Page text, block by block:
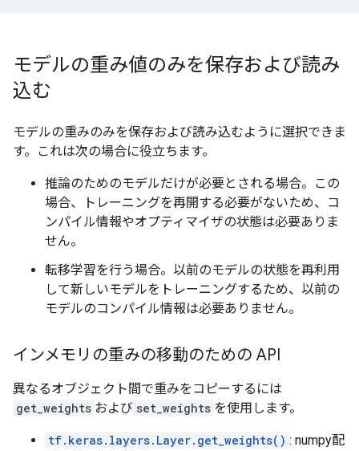
モデルの重み値のみを保存および読み
込む
モデルの重みのみを保存および読み込むように選択できま
す。これは次の場合に役立ちます。
推論のためのモデルだけが必要とされる場合。この
場合、トレーニングを再開する必要がないため、コ
ンパイル情報やオプティマイザの状態は必要ありま
せん。
転移学習を行う場合。以前のモデルの状態を再利用
して新しいモデルをトレーニングするため、以前の
モデルのコンパイル情報は必要ありません。
インメモリの重みの移動のための API
異なるオブジェクト間で重みをコピーするには
get_weights および set_weights を使用します。
tf.keras.layers.Layer.get_weights() : numpy配